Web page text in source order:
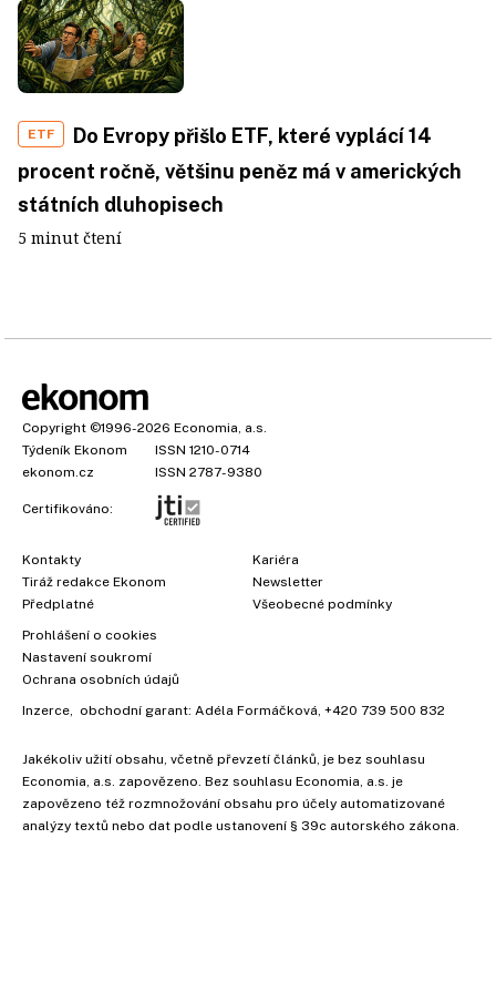
ETF
Do Evropy přišlo ETF, které vyplácí 14
procent ročně, většinu peněz má v amerických
státních dluhopisech
5 minut čtení
Copyright ©1996-2026 Economia, a.s.
Týdeník Ekonom
ISSN 1210-0714
ekonom.cz
ISSN 2787-9380
Certifikováno:
Kontakty
Tiráž redakce Ekonom
Předplatné
Kariéra
Newsletter
Všeobecné podmínky
Prohlášení o cookies
Nastavení soukromí
Ochrana osobních údajů
Inzerce , obchodní garant: Adéla Formáčková +420 739 500 832
Jakékoliv užití obsahu, včetně převzetí článků, je bez souhlasu
Economia, a.s. zapovězeno. Bez souhlasu Economia, a.s. je
zapovězeno též rozmnožování obsahu pro účely automatizované
analýzy textů nebo dat podle ustanovení § 39c autorského zákona.